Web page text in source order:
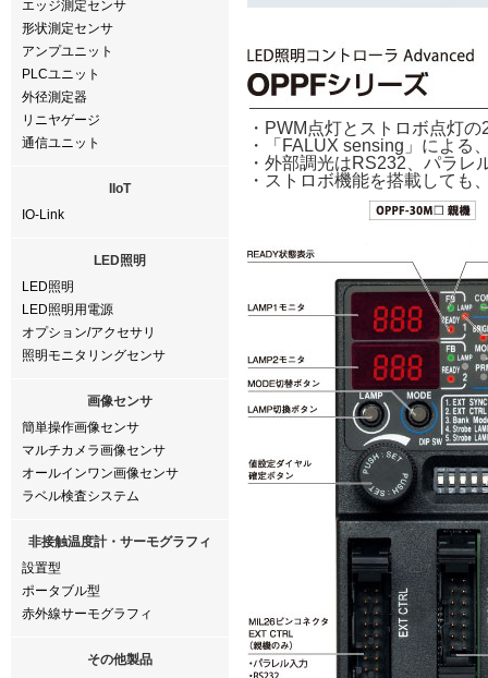
エッジ測定センサ
形状測定センサ
アンプユニット
PLCユニット
外径測定器
リニヤゲージ
通信ユニット
IIoT
IO-Link
LED照明
LED照明
LED照明用電源
オプション/アクセサリ
照明モニタリングセンサ
画像センサ
簡単操作画像センサ
マルチカメラ画像センサ
オールインワン画像センサ
ラベル検査システム
非接触温度計・サーモグラフィ
設置型
ポータブル型
赤外線サーモグラフィ
その他製品
・PWM点灯とストロボ点灯
・「FALUX sensing」による
・外部調光はRS232、パラレ
・ストロボ機能を搭載しても